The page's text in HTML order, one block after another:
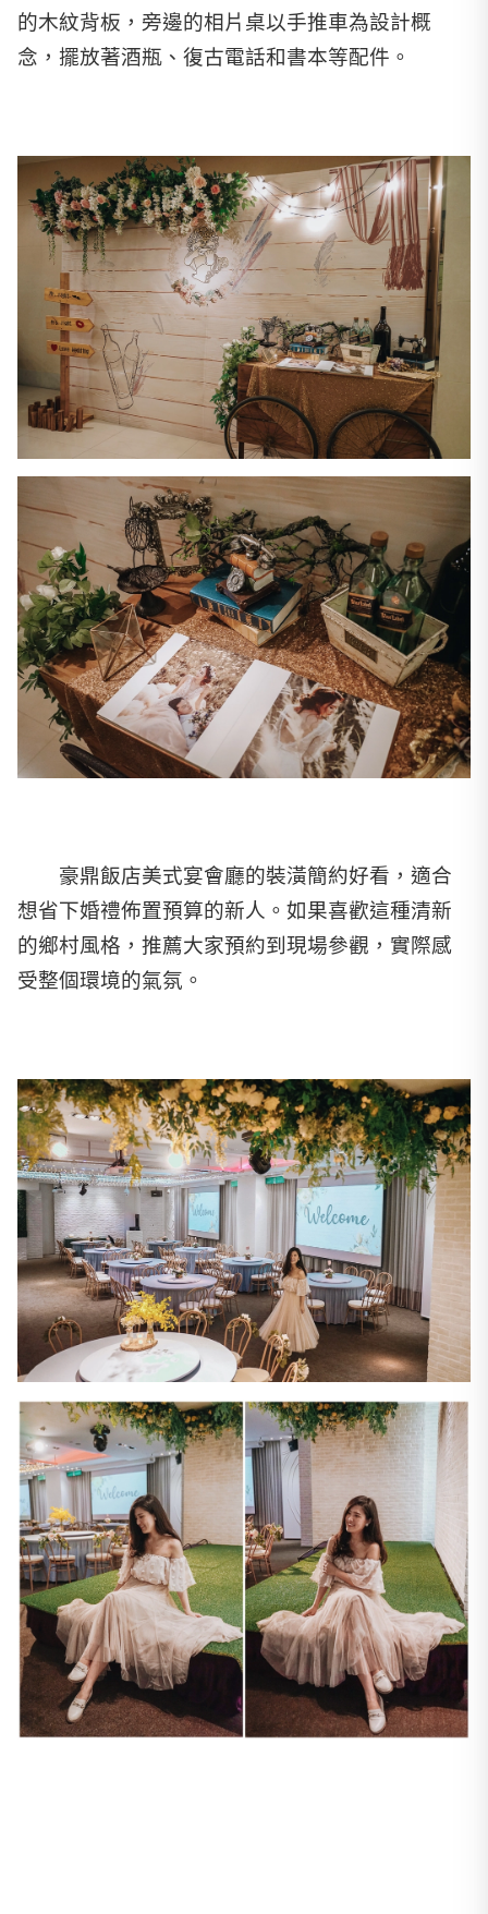
的木紋背板，旁邊的相片桌以手推車為設計概
念，擺放著酒瓶、復古電話和書本等配件。
豪鼎飯店美式宴會廳的裝潢簡約好看，適合
想省下婚禮佈置預算的新人。如果喜歡這種清新
的鄉村風格，推薦大家預約到現場參觀，實際感
受整個環境的氣氛。